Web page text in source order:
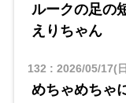
ルークの足の
えりちゃん
132 : 2026/05/17(
めちゃめちゃ